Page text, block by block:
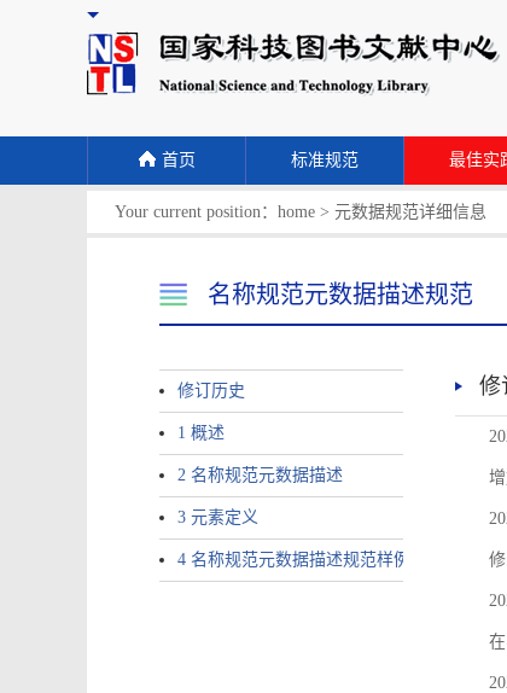
首页 标准规范 最佳实
Your current position： home > 元数据规范详细信息
名称规范元数据描述规范
修订历史
1 概述
2 名称规范元数据描述
3 元素定义
4 名称规范元数据描述规范样例
修